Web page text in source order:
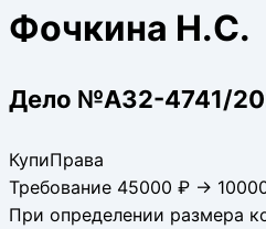
Фочкина Н.С.
Дело №А32-4741/
КупиПрава
Требование 45000 ₽ →
При определении размера